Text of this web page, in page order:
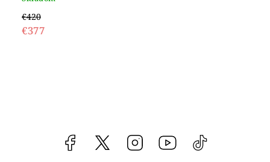
€420
€377
Facebook vipgoldsk Instagram YouTube